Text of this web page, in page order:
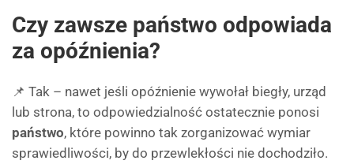
Czy zawsze państwo odpowiada
za opóźnienia?
📌 Tak – nawet jeśli opóźnienie wywołał biegły, urząd
lub strona, to odpowiedzialność ostatecznie ponosi
państwo, które powinno tak zorganizować wymiar
sprawiedliwości, by do przewlekłości nie dochodziło.